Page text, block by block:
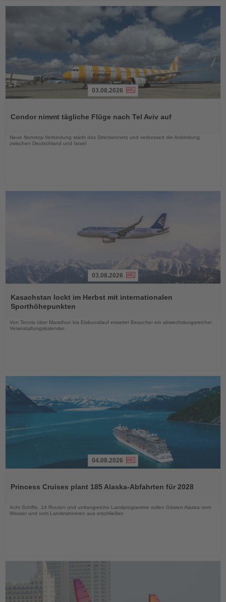
die
03.08.2026
Condor nimmt tägliche Flüge nach Tel Aviv auf
Neue Nonstop-Verbindung stärkt das Streckennetz und verbessert die Anbindung
zwischen Deutschland und Israel
Sie
die
Nachrichten
03.08.2026
Kasachstan lockt im Herbst mit internationalen
Sporthöhepunkten
Von Tennis über Marathon bis Eiskunstlauf erwartet Besucher ein abwechslungsreicher
Veranstaltungskalender
die
04.08.2026
Princess Cruises plant 185 Alaska-Abfahrten für 2028
Acht Schiffe, 14 Routen und umfangreiche Landprogramme sollen Gästen Alaska vom
Wasser und vom Landesinneren aus erschließen